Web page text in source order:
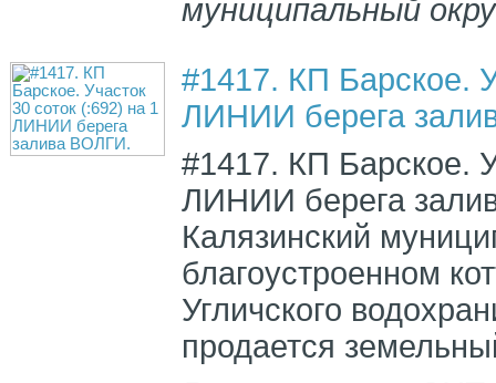
муниципальный
#1417. КП Барское.
ЛИНИИ берега
#1417. КП Барское.
ЛИНИИ берега
Калязинский
благоустроенном
Угличского
продается